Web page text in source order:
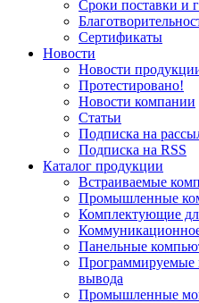
Сроки поставки и
Сертификаты
Новости
Новости
Протестировано!
Новости компании
Статьи
Подписка на
Подписка на RSS
Каталог продукции
Встраиваемые
Промышленные
Комплектующие
Панельные
Программируемые
вывода
Промышленные